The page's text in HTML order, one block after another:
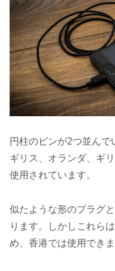
円柱のピンが2つ並ん
ギリス、オランダ、ギ
使用されています。
似たような形のプラグ
ります。しかしこれら
め、香港では使用でき